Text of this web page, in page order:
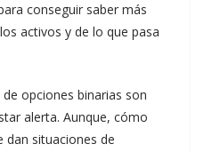
conseguir saber más
activos y de lo que pasa
opciones binarias son
alerta. Aunque, cómo
dan situaciones de